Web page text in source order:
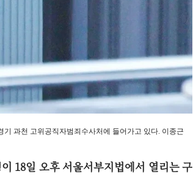
기 과천 고위공직자범죄수사처에 들어가고 있다. 이종근
18일 오후 서울서부지법에서 열리는 구